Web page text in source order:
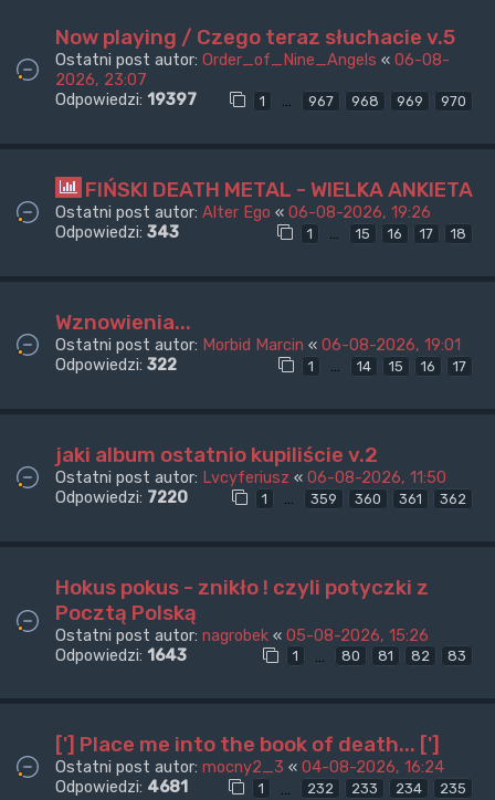
Now playing / Czego teraz słuchacie v.5
Ostatni post autor: Order_of_Nine_Angels « 06-08-
2026, 23:07
Odpowiedzi: 19397 1 … 967 968 969 970
FIŃSKI DEATH METAL - WIELKA ANKIETA
Ostatni post autor: Alter Ego « 06-08-2026, 19:26
Odpowiedzi: 343 1 … 15 16 17 18
Wznowienia...
Ostatni post autor: Morbid Marcin « 06-08-2026, 19:01
Odpowiedzi: 322 1 … 14 15 16 17
jaki album ostatnio kupiliście v.2
Ostatni post autor: Lvcyferiusz « 06-08-2026, 11:50
Odpowiedzi: 7220 1 … 359 360 361 362
Hokus pokus - znikło ! czyli potyczki z
Pocztą Polską
Ostatni post autor: nagrobek « 05-08-2026, 15:26
Odpowiedzi: 1643 1 … 80 81 82 83
['] Place me into the book of death... [']
Ostatni post autor: mocny2_3 « 04-08-2026, 16:24
Odpowiedzi: 4681 1 … 232 233 234 235